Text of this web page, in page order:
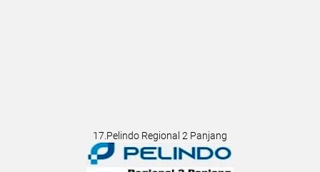
17.Pelindo Regional 2 Panjang